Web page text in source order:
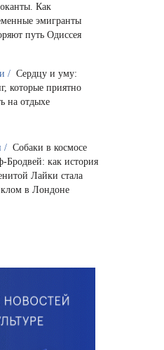
Как
эмигранты
путь Одиссея
/ Сердцу и уму:
которые приятно
на отдыхе
/ Собаки в космосе
Бродвей: как история
Лайки стала
в Лондоне